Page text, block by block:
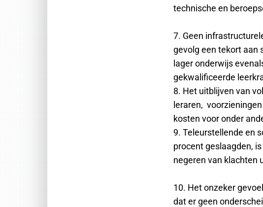
technische en
7. Geen
gevolg een tekort aan
lager onderwijs
gekwalificeerde
8. Het uitblijven van
leraren,
kosten voor onder
9. Teleurstellende en
procent geslaagden,
negeren van klachten
10. Het onzeker
dat er geen